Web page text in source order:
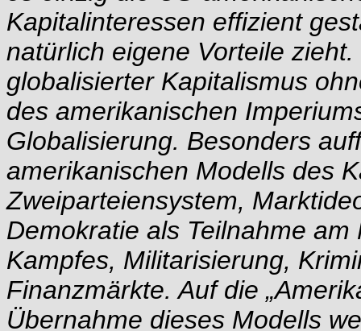
Kapitalinteressen effizient
natürlich eigene Vorteile
globalisierter Kapitalismus
des amerikanischen
Globalisierung. Besonders
amerikanischen Modells des
Zweiparteiensystem,
Demokratie als Teilnahme
Kampfes, Militarisierung,
Finanzmärkte. Auf die
Übernahme dieses Modells